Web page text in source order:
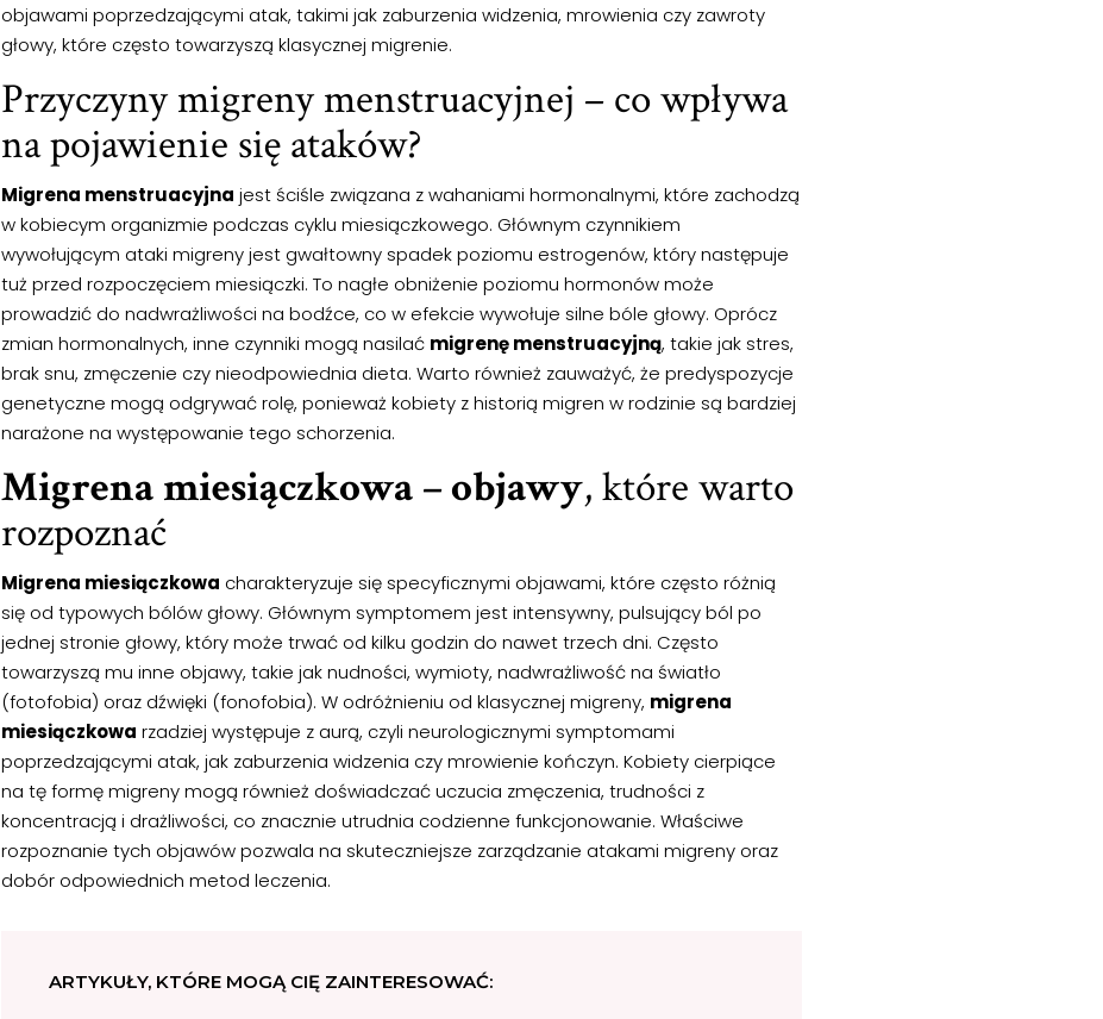
objawami poprzedzającymi atak, takimi jak zaburzenia widzenia, mrowienia czy zawroty
głowy, które często towarzyszą klasycznej migrenie.
Przyczyny migreny menstruacyjnej – co wpływa
na pojawienie się ataków?
Migrena menstruacyjna jest ściśle związana z wahaniami hormonalnymi, które zachodzą
w kobiecym organizmie podczas cyklu miesiączkowego. Głównym czynnikiem
wywołującym ataki migreny jest gwałtowny spadek poziomu estrogenów, który następuje
tuż przed rozpoczęciem miesiączki. To nagłe obniżenie poziomu hormonów może
prowadzić do nadwrażliwości na bodźce, co w efekcie wywołuje silne bóle głowy. Oprócz
zmian hormonalnych, inne czynniki mogą nasilać migrenę menstruacyjną, takie jak stres,
brak snu, zmęczenie czy nieodpowiednia dieta. Warto również zauważyć, że predyspozycje
genetyczne mogą odgrywać rolę, ponieważ kobiety z historią migren w rodzinie są bardziej
narażone na występowanie tego schorzenia.
Migrena miesiączkowa – objawy, które warto
rozpoznać
Migrena miesiączkowa charakteryzuje się specyficznymi objawami, które często różnią
się od typowych bólów głowy. Głównym symptomem jest intensywny, pulsujący ból po
jednej stronie głowy, który może trwać od kilku godzin do nawet trzech dni. Często
towarzyszą mu inne objawy, takie jak nudności, wymioty, nadwrażliwość na światło
(fotofobia) oraz dźwięki (fonofobia). W odróżnieniu od klasycznej migreny, migrena
miesiączkowa rzadziej występuje z aurą, czyli neurologicznymi symptomami
poprzedzającymi atak, jak zaburzenia widzenia czy mrowienie kończyn. Kobiety cierpiące
na tę formę migreny mogą również doświadczać uczucia zmęczenia, trudności z
koncentracją i drażliwości, co znacznie utrudnia codzienne funkcjonowanie. Właściwe
rozpoznanie tych objawów pozwala na skuteczniejsze zarządzanie atakami migreny oraz
dobór odpowiednich metod leczenia.
ARTYKUŁY, KTÓRE MOGĄ CIĘ ZAINTERESOWAĆ: